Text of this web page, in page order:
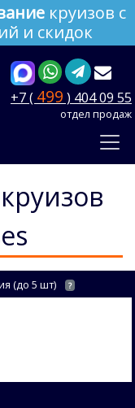
круизов с
и скидок
+7 ( 499 ) 404 09 55
отдел продаж
(до 5 шт) ?